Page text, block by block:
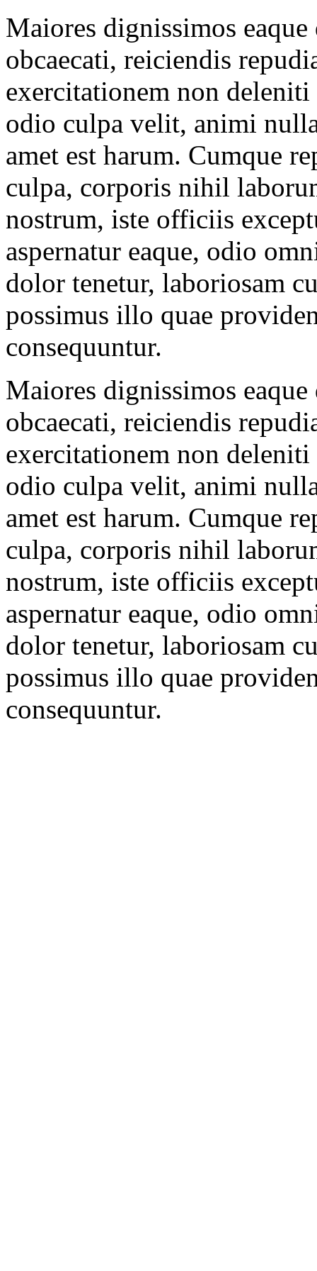
Maiores dignissimos
obcaecati, reiciendis
exercitationem non
odio culpa velit, animi
amet est harum. Cumque
culpa, corporis nihil
nostrum, iste officiis
aspernatur eaque, odio
dolor tenetur, laboriosam
possimus illo quae
consequuntur.
Maiores dignissimos
obcaecati, reiciendis
exercitationem non
odio culpa velit, animi
amet est harum. Cumque
culpa, corporis nihil
nostrum, iste officiis
aspernatur eaque, odio
dolor tenetur, laboriosam
possimus illo quae
consequuntur.